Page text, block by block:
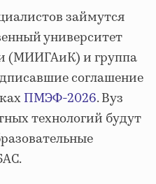
займутся
университет
(МИИГАиК) и группа
соглашение
ПМЭФ-2026. Вуз
технологий будут